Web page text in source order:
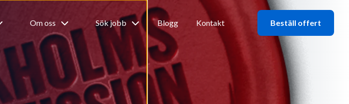
Om oss Sök jobb Blogg Kontakt Beställ offert